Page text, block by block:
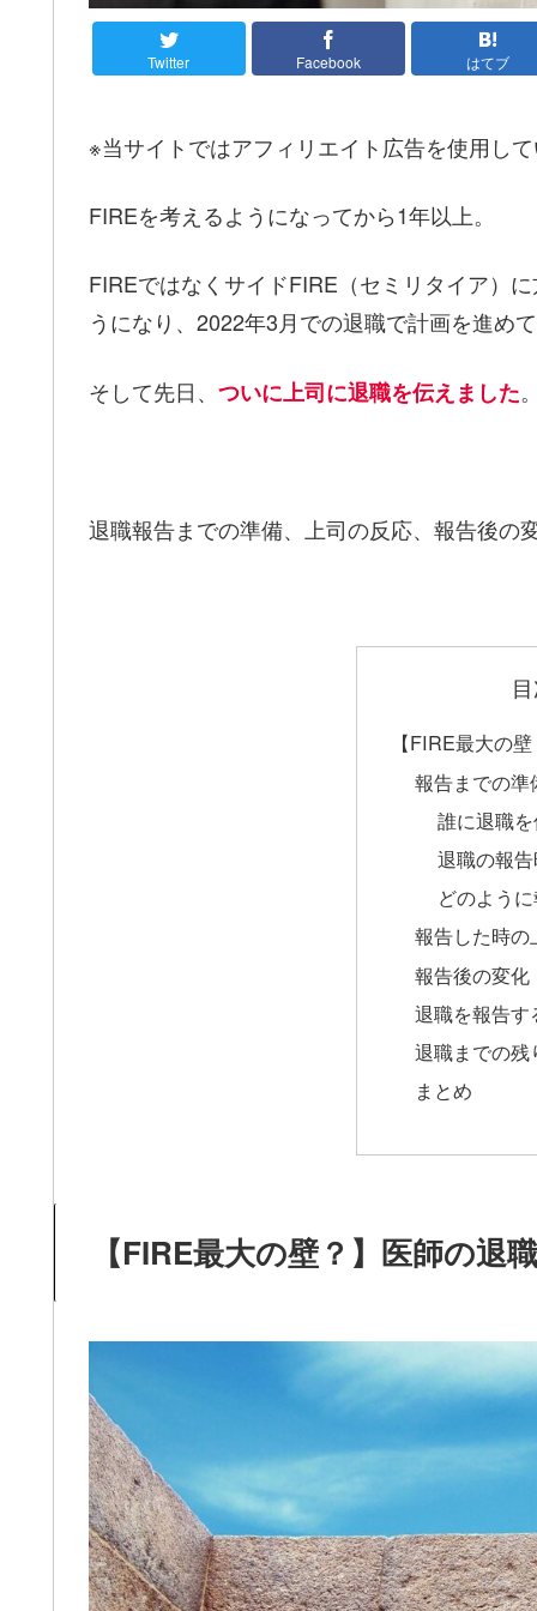
Twitter Facebook はてブ
※当サイトではアフィリエイト広告を使用し
FIREを考えるようになってから1年以上。
FIREではなくサイドFIRE（セミリタイア）
うになり、2022年3月での退職で計画を進め
そして先日、 ついに上司に退職を伝えました
退職報告までの準備、上司の反応、報告後の
【FIRE最大の
報告までの準
誰に退職
退職の報
どのよう
報告した時の
報告後の変化
退職を報告
退職までの
まとめ
【FIRE最大の壁？】医師の退